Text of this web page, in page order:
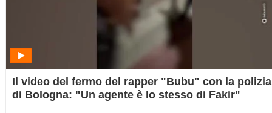
Il video del fermo del rapper "Bubu" con la polizia
di Bologna: "Un agente è lo stesso di Fakir"